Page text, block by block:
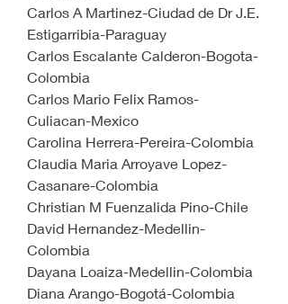
Carlos A Martinez-Ciudad de Dr J.E.
Estigarribia-Paraguay
Carlos Escalante Calderon-Bogota-
Colombia
Carlos Mario Felix Ramos-
Culiacan-Mexico
Carolina Herrera-Pereira-Colombia
Claudia Maria Arroyave Lopez-
Casanare-Colombia
Christian M Fuenzalida Pino-Chile
David Hernandez-Medellin-
Colombia
Dayana Loaiza-Medellin-Colombia
Diana Arango-Bogotá-Colombia